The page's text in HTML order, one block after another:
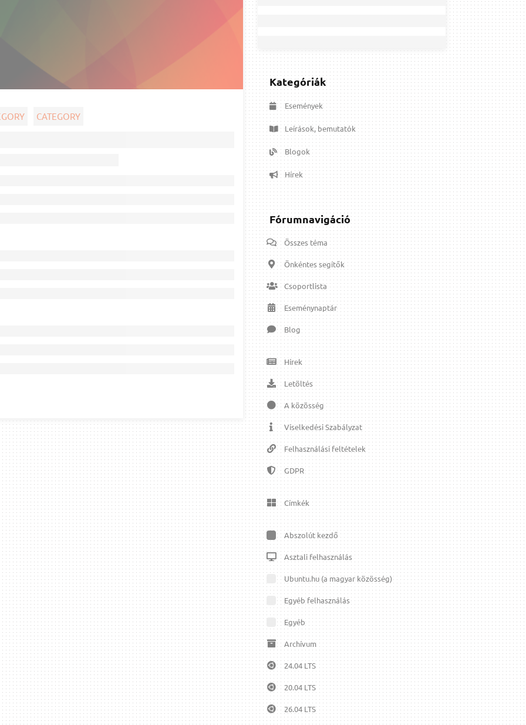
CATEGORY
Kategóriák
Események
Leírások, bemutatók
Blogok
Hírek
Fórumnavigáció
Összes téma
Önkéntes segítők
Csoportlista
Eseménynaptár
Blog
Hírek
Letöltés
A közösség
Viselkedési Szabályzat
Felhasználási feltételek
GDPR
Címkék
Abszolút kezdő
Asztali felhasználás
Ubuntu.hu (a magyar közösség)
Egyéb felhasználás
Egyéb
Archívum
24.04 LTS
20.04 LTS
26.04 LTS